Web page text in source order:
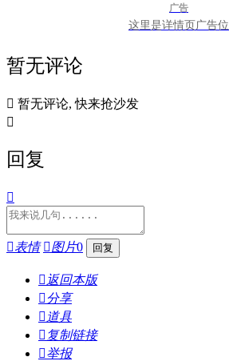
广告
这里是详情页广告位
暂无评论
 暂无评论, 快来抢沙发

回复

表情 图片0
 返回本版
分享
 道具
 复制链接
举报